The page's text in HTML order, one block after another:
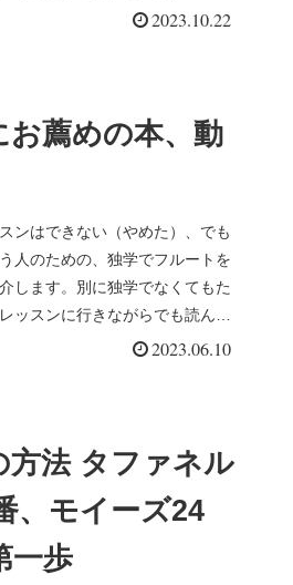
2023.10.22
お薦めの本、動
ンはできない（やめた）、でも
人のための、独学でフルートを
します。別に独学でなくてもた
ッスンに行きながらでも読んで
2023.06.10
方法 タファネル
、モイーズ24
一歩